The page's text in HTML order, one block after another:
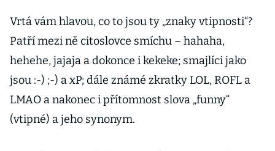
Vrtá vám hlavou, co to jsou ty „znaky vtipnosti“?
Patří mezi ně citoslovce smíchu – hahaha,
hehehe, jajaja a dokonce i kekeke; smajlíci jako
jsou :-) ;-) a xP; dále známé zkratky LOL, ROFL a
LMAO a nakonec i přítomnost slova „funny“
(vtipné) a jeho synonym.